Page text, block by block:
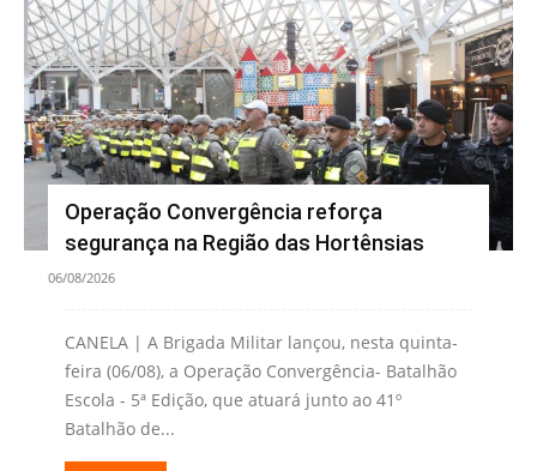
Operação Convergência reforça
segurança na Região das Hortênsias
06/08/2026
CANELA | A Brigada Militar lançou, nesta quinta-
feira (06/08), a Operação Convergência- Batalhão
Escola - 5ª Edição, que atuará junto ao 41º
Batalhão de...